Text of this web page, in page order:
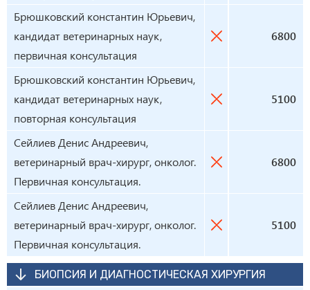
Брюшковский константин Юрьевич,
кандидат ветеринарных наук,
первичная консультация
6800
Брюшковский константин Юрьевич,
кандидат ветеринарных наук,
повторная консультация
5100
Сейлиев Денис Андреевич,
ветеринарный врач-хирург, онколог.
Первичная консультация.
6800
Сейлиев Денис Андреевич,
ветеринарный врач-хирург, онколог.
Первичная консультация.
5100
БИОПСИЯ И ДИАГНОСТИЧЕСКАЯ ХИРУРГИЯ